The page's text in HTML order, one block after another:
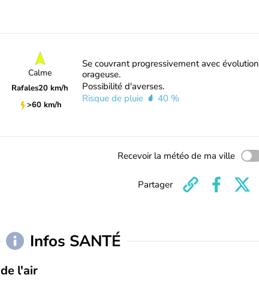
Calme
Rafales20 km/h
>60 km/h
Se couvrant progressivement avec évolution
orageuse.
Possibilité d'averses.
Risque de pluie
40 %
Recevoir la météo de ma ville
Partager
Infos SANTÉ
l'air